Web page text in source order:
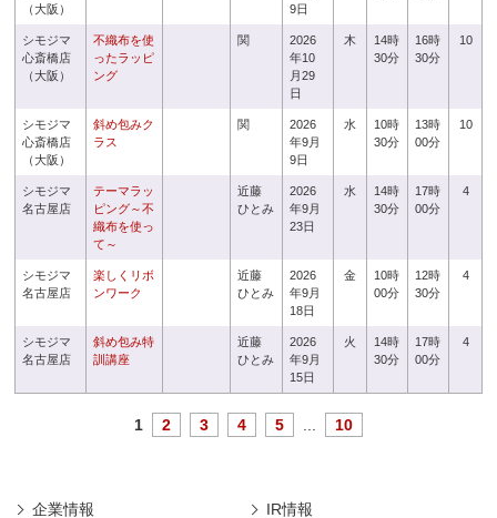
（大阪）
9日
シモジマ
心斎橋店
（大阪）
不織布を使
ったラッピ
ング
関
2026
年10
月29
日
木
14時
30分
16時
30分
10
シモジマ
心斎橋店
（大阪）
斜め包みク
ラス
関
2026
年9月
9日
水
10時
30分
13時
00分
10
シモジマ
名古屋店
テーマラッ
ピング～不
織布を使っ
て～
近藤
ひとみ
2026
年9月
23日
水
14時
30分
17時
00分
4
シモジマ
名古屋店
楽しくリボ
ンワーク
近藤
ひとみ
2026
年9月
18日
金
10時
00分
12時
30分
4
シモジマ
名古屋店
斜め包み特
訓講座
近藤
ひとみ
2026
年9月
15日
火
14時
30分
17時
00分
4
1 2 3 4 5 10
企業情報 IR情報